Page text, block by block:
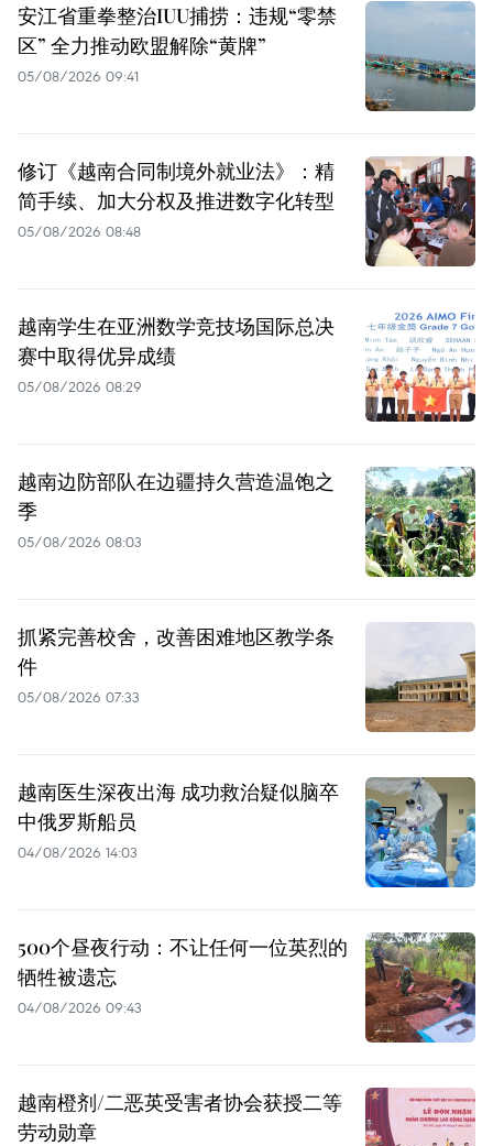
安江省重拳整治IUU捕捞：违规“零禁
区” 全力推动欧盟解除“黄牌”
05/08/2026 09:41
修订《越南合同制境外就业法》：精
简手续、加大分权及推进数字化转型
05/08/2026 08:48
越南学生在亚洲数学竞技场国际总决
赛中取得优异成绩
05/08/2026 08:29
越南边防部队在边疆持久营造温饱之
季
05/08/2026 08:03
抓紧完善校舍，改善困难地区教学条
件
05/08/2026 07:33
越南医生深夜出海 成功救治疑似脑卒
中俄罗斯船员
04/08/2026 14:03
500个昼夜行动：不让任何一位英烈的
牺牲被遗忘
04/08/2026 09:43
越南橙剂/二恶英受害者协会获授二等
劳动勋章